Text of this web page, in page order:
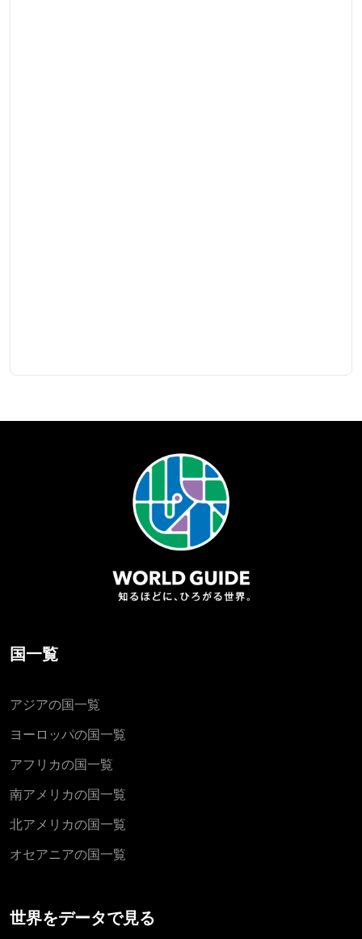
国一覧
アジアの国一覧
ヨーロッパの国一覧
アフリカの国一覧
南アメリカの国一覧
北アメリカの国一覧
オセアニアの国一覧
世界をデータで見る